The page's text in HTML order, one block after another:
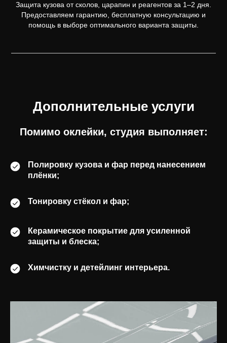
Защита кузова от сколов, царапин и реагентов за 1–2 дня.
Предоставляем гарантию, бесплатную консультацию и
помощь в выборе оптимального варианта защиты.
Дополнительные услуги
Помимо оклейки, студия выполняет:
Полировку кузова и фар перед нанесением
плёнки;
Тонировку стёкол и фар;
Керамическое покрытие для усиленной
защиты и блеска;
Химчистку и детейлинг интерьера.